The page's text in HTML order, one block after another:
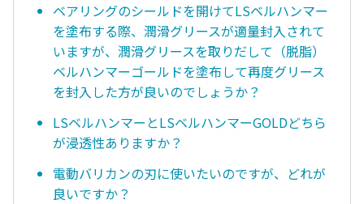
ベアリングのシールドを開けてLSベルハンマー
を塗布する際、潤滑グリースが適量封入されて
いますが、潤滑グリースを取りだして（脱脂）
ベルハンマーゴールドを塗布して再度グリース
を封入した方が良いのでしょうか？
LSベルハンマーとLSベルハンマーGOLDどちら
が浸透性ありますか？
電動バリカンの刃に使いたいのですが、どれが
良いですか？